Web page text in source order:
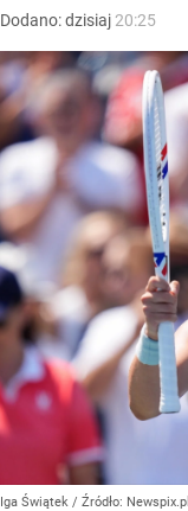
Dodano:dzisiaj 20:25
Iga Świątek / Źródło: Newspix.pl